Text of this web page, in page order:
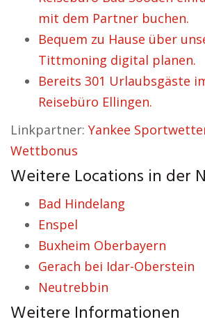
mit dem Partner buchen.
Bequem zu Hause über
Tittmoning digital planen.
Bereits 301 Urlaubsgäste
Reisebüro Ellingen.
Linkpartner: Yankee
Wettbonus
Weitere Locations in der
Bad Hindelang
Enspel
Buxheim Oberbayern
Gerach bei Idar-Oberstein
Neutrebbin
Weitere Informationen